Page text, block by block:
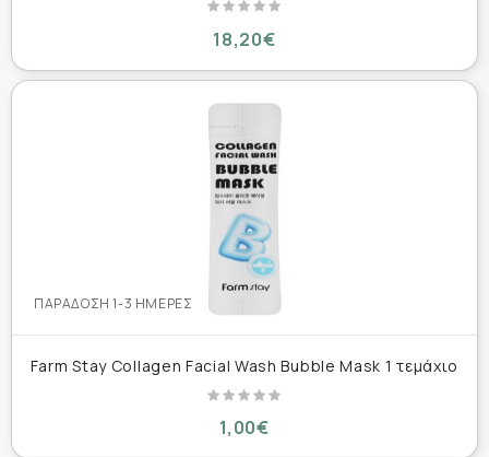
18,20€
ΠΑΡΆΔΟΣΗ 1-3 ΗΜΈΡΕΣ
Farm Stay Collagen Facial Wash Bubble Mask 1 τεμάχιο
1,00€